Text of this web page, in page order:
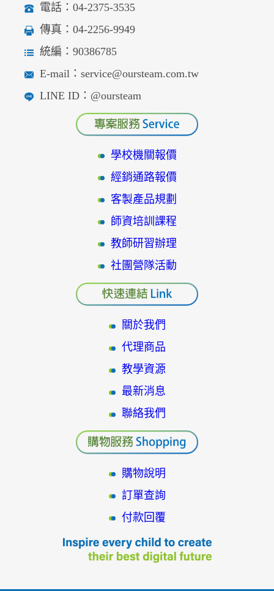
電話：04-2375-3535
傳真：04-2256-9949
統編：90386785
E-mail：service@oursteam.com.tw
LINE ID：@oursteam
學校機關報價
經銷通路報價
客製產品規劃
師資培訓課程
教師研習辦理
社團營隊活動
關於我們
代理商品
教學資源
最新消息
聯絡我們
購物說明
訂單查詢
付款回覆